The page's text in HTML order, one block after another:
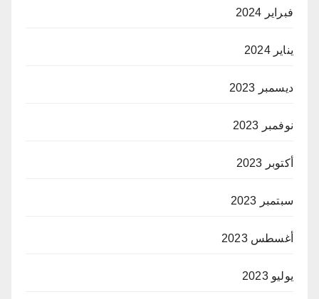
فبراير 2024
يناير 2024
ديسمبر 2023
نوفمبر 2023
أكتوبر 2023
سبتمبر 2023
أغسطس 2023
يوليو 2023